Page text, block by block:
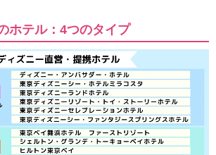
ホテル：4つのタイプ